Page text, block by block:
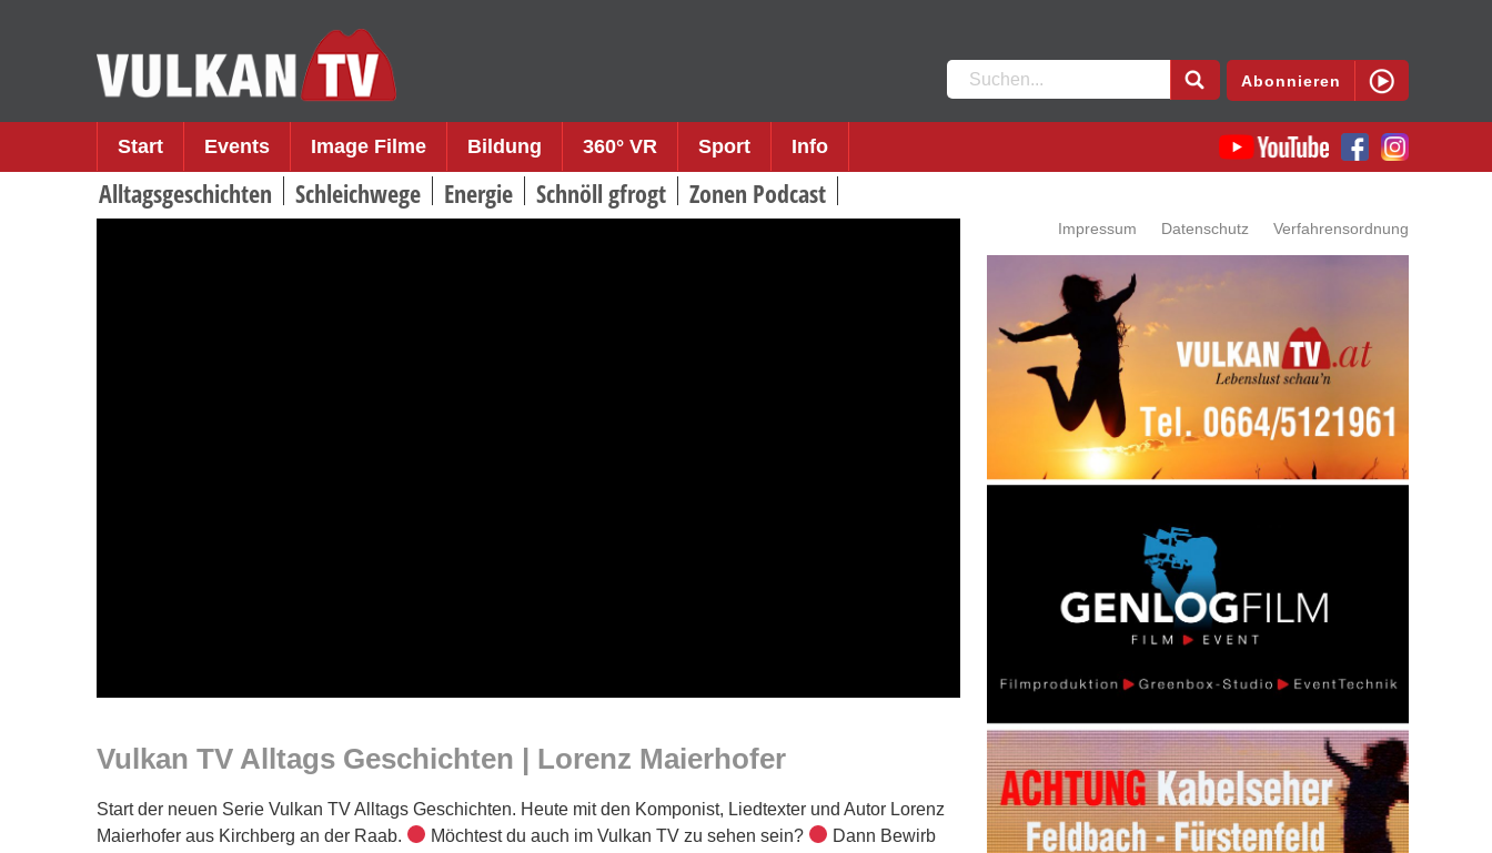
Suchen
nach:
Abonnieren
Start Events Image Filme Bildung 360° VR Sport Info
Alltagsgeschichten Schleichwege Energie Schnöll gfrogt Zonen Podcast
Vulkan TV Alltags Geschichten | Lorenz Maierhofer
Start der neuen Serie Vulkan TV Alltags Geschichten. Heute mit den Komponist, Liedtexter und Autor Lorenz
Maierhofer aus Kirchberg an der Raab.
Möchtest du auch im Vulkan TV zu sehen sein?
Dann Bewirb
Impressum Datenschutz Verfahrensordnung